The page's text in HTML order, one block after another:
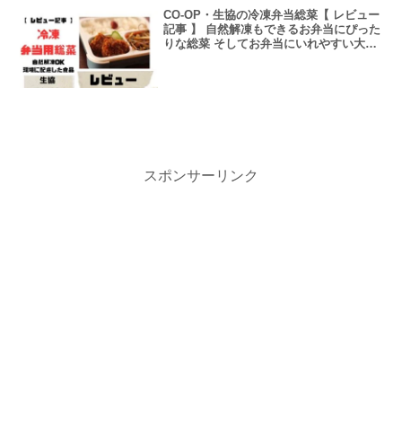
CO-OP・生協の冷凍弁当総菜【 レビュー
記事 】 自然解凍もできるお弁当にぴった
りな総菜 そしてお弁当にいれやすい大き
スポンサーリンク